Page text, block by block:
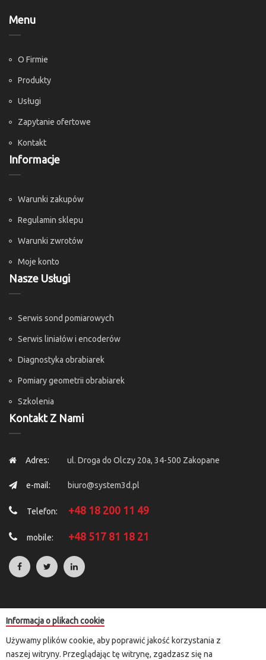
Menu
O Firmie
Produkty
Usługi
Zapytanie ofertowe
Kontakt
Informacje
Warunki zakupów
Regulamin sklepu
Warunki zwrotów
Moje konto
Nasze Usługi
Serwis sond pomiarowych
Serwis liniałów i encoderów
Diagnostyka obrabiarek
Pomiary geometrii obrabiarek
Szkolenia
Kontakt Z Nami
Adres: ul. Droga do Olczy 20a, 34-500 Zakopane
e-mail: biuro@system3d.pl
Telefon: +48 18 200 11 49
mobile: +48 517 81 18 21
Rozliczenia transakcji kartą płatniczą i e-przelewem przeprowadzane
są za pośrednictwem przelewy24.pl lub paypal
Informacja o plikach cookie
Używamy plików cookie, aby poprawić jakość korzystania z
naszej witryny. Przeglądając tę witrynę, zgadzasz się na